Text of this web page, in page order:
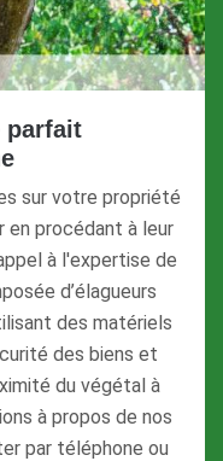
parfait
sur votre propriété
en procédant à leur
à l'expertise de
d’élagueurs
des matériels
des biens et
du végétal à
à propos de nos
par téléphone ou